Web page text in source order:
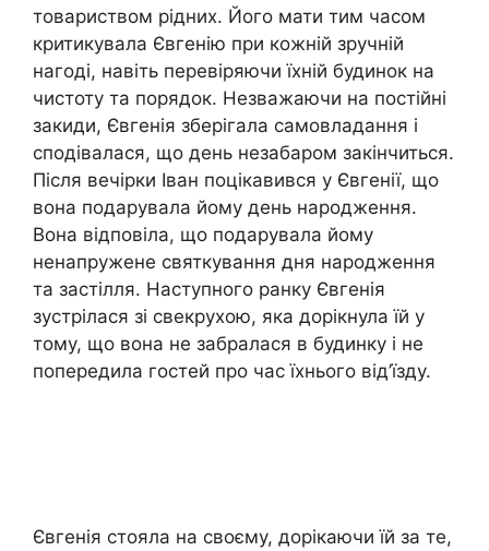
товариством рідних. Його мати тим часом
критикувала Євгенію при кожній зручній
нагоді, навіть перевіряючи їхній будинок на
чистоту та порядок. Незважаючи на постійні
закиди, Євгенія зберігала самовладання і
сподівалася, що день незабаром закінчиться.
Після вечірки Іван поцікавився у Євгенії, що
вона подарувала йому день народження.
Вона відповіла, що подарувала йому
ненапружене святкування дня народження
та застілля. Наступного ранку Євгенія
зустрілася зі свекрухою, яка дорікнула їй у
тому, що вона не забралася в будинку і не
попередила гостей про час їхнього від’їзду.
Євгенія стояла на своєму, дорікаючи їй за те,